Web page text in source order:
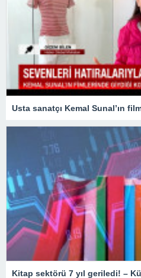
Kitap sektörü 7 yıl geriledi! –